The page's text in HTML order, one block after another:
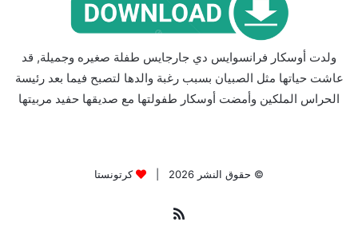
ولدت أوسكار فرانسوايس دي جارجايس طفلة صغيره وجميلة, قد
عاشت حياتها مثل الصبيان بسبب رغبة والدها لتصبح فيما بعد رئيسة
الحراس الملكين وأمضت أوسكار طفولتها مع صديقها حفيد مربيتها
© حقوق النشر 2026 | كرتونستا
ملخص